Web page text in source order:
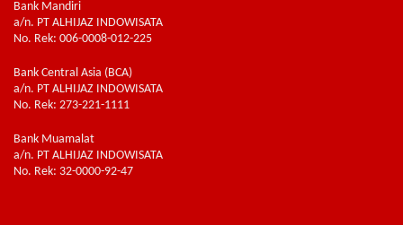
Bank Mandiri
a/n. PT ALHIJAZ INDOWISATA
No. Rek: 006-0008-012-225
Bank Central Asia (BCA)
a/n. PT ALHIJAZ INDOWISATA
No. Rek: 273-221-1111
Bank Muamalat
a/n. PT ALHIJAZ INDOWISATA
No. Rek: 32-0000-92-47